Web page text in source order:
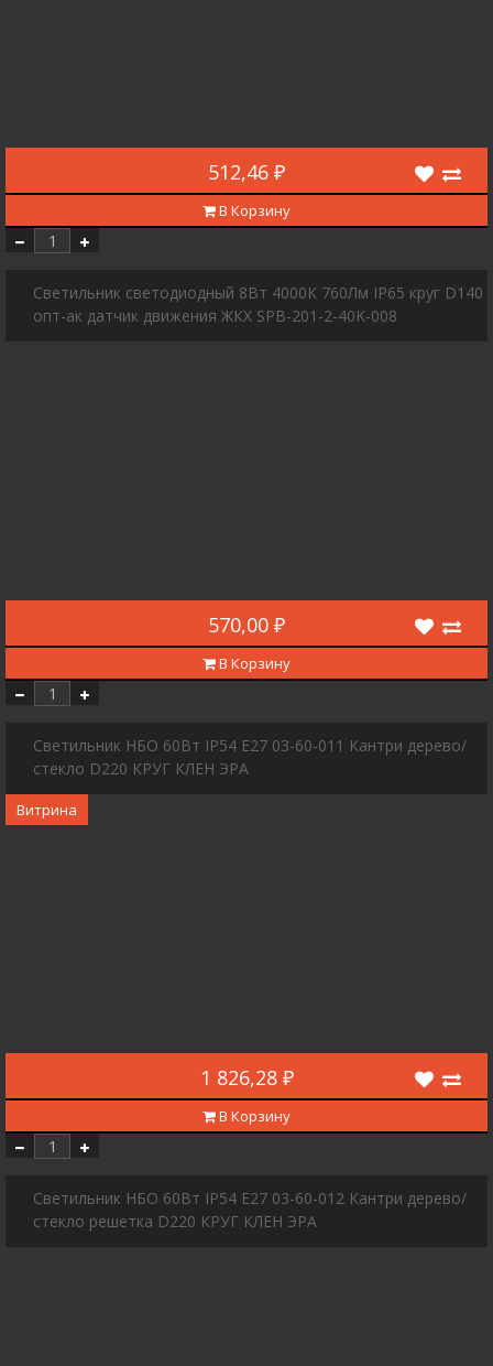
512,46 ₽
В Корзину
Cветильник светодиодный 8Вт 4000К 760Лм IP65 круг D140
опт-ак датчик движения ЖКХ SPB-201-2-40K-008
570,00 ₽
В Корзину
Светильник НБО 60Вт IP54 E27 03-60-011 Кантри дерево/
стекло D220 КРУГ КЛЕН ЭРА
Витрина
1 826,28 ₽
В Корзину
Светильник НБО 60Вт IP54 E27 03-60-012 Кантри дерево/
стекло решетка D220 КРУГ КЛЕН ЭРА